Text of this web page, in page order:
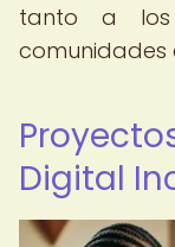
tanto a
comunidades
Digital